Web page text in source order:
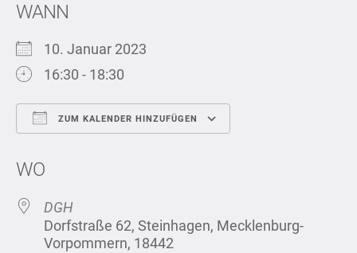
WANN
10. Januar 2023
16:30 - 18:30
ZUM KALENDER HINZUFÜGEN
WO
DGH
Dorfstraße 62, Steinhagen, Mecklenburg-
Vorpommern, 18442